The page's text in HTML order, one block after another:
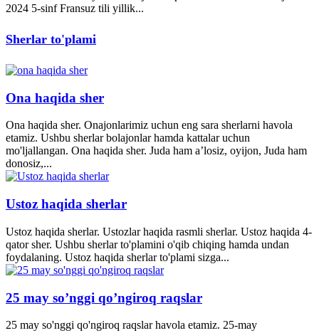
2024 5-sinf Fransuz tili yillik...
Sherlar to'plami
Ona haqida sher
Ona haqida sher. Onajonlarimiz uchun eng sara sherlarni havola
etamiz. Ushbu sherlar bolajonlar hamda kattalar uchun
mo'ljallangan. Ona haqida sher. Juda ham a’losiz, oyijon, Juda ham
donosiz,...
Ustoz haqida sherlar
Ustoz haqida sherlar. Ustozlar haqida rasmli sherlar. Ustoz haqida 4-
qator sher. Ushbu sherlar to'plamini o'qib chiqing hamda undan
foydalaning. Ustoz haqida sherlar to'plami sizga...
25 may so’nggi qo’ngiroq raqslar
25 may so'nggi qo'ngiroq raqslar havola etamiz. 25-may